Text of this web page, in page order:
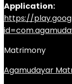
Application:
https://
Matrimony
Agamudayar